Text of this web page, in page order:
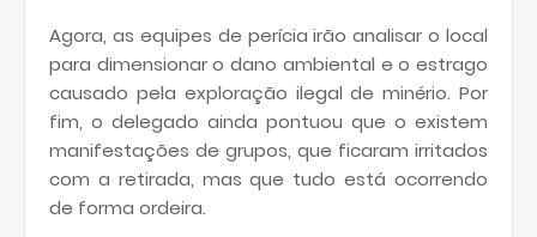
Agora, as equipes de perícia irão analisar o local
para dimensionar o dano ambiental e o estrago
causado pela exploração ilegal de minério. Por
fim, o delegado ainda pontuou que o existem
manifestações de grupos, que ficaram irritados
com a retirada, mas que tudo está ocorrendo
de forma ordeira.